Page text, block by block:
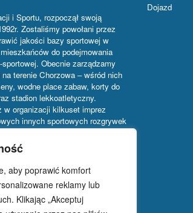
aby poprawić komfort
reklamy lub
Klikając „Akceptuj
i Sportu, rozpoczął swoją
Zostaliśmy powołani przez
jakości bazy sportowej w
do podejmowania
Obecnie zarządzamy
terenie Chorzowa – wśród nich
wodne place zabaw, korty do
stadion lekkoatletyczny.
organizacji kilkuset imprez
innych sportowych rozgrywek
kulturalne i rozrywkowe, aż po
siedzibą MORiS Chorzów
przy ul. Dąbrowskiego 113.
Dojazd